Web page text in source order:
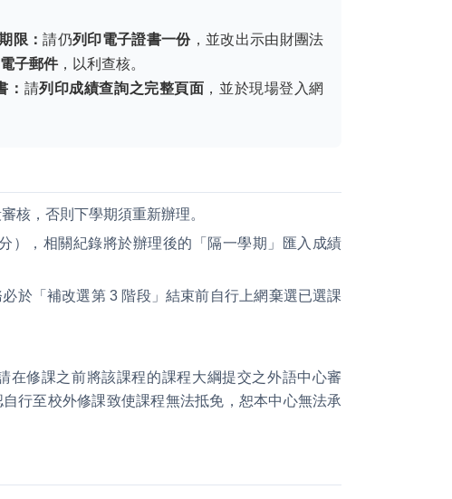
限：請仍列印電子證書一份，並改出示由財團法
子郵件，以利查核。
： 請列印成績查詢之完整頁面 ，並於現場登入網
核，否則下學期須重新辦理。
），相關紀錄將於辦理後的「隔一學期」匯入成績
於「補改選第 3 階段」結束前自行上網棄選已選課
修課之前將該課程的課程大綱提交之外語中心審
自行至校外修課致使課程無法抵免，恕本中心無法承